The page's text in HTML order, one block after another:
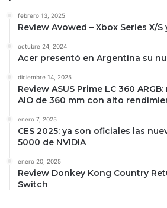
febrero 13, 2025
Review Avowed – Xbox Series X/S
octubre 24, 2024
Acer presentó en Argentina su
diciembre 14, 2025
Review ASUS Prime LC 360
AIO de 360 mm con alto
enero 7, 2025
CES 2025: ya son oficiales las
5000 de NVIDIA
enero 20, 2025
Review Donkey Kong Country
Switch